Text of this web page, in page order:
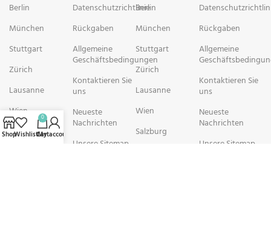
Berlin
München
Stuttgart
Zürich
Lausanne
Wien
Salzburg
Datenschutzrichtlinie
Rückgaben
Allgemeine
Geschäftsbedingungen
Kontaktieren Sie
uns
Neueste
Nachrichten
Unsere Sitemap
Berlin
München
Stuttgart
Zürich
Lausanne
Wien
Salzburg
Rückgaben
Allgemeine
Kontaktieren Sie
uns
Neueste
Nachrichten
Unsere Sitemap
ShopWishlist
0
Cart
My account